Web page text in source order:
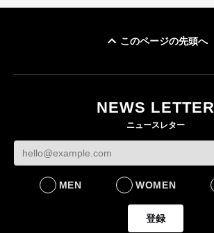
このページの先頭へ
NEWS LETTER
ニュースレター
MEN WOMEN
登録